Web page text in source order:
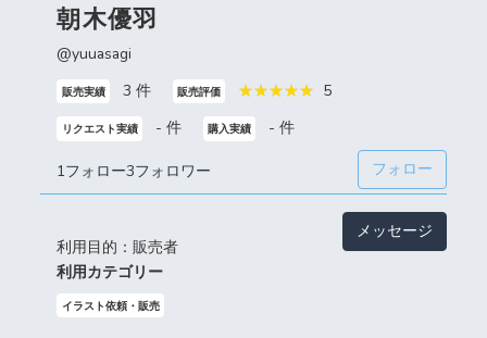
朝木優羽
@yuuasagi
販売実績 3 件 販売評価 5
リクエスト実績 - 件 購入実績 - 件
1フォロー3フォロワー フォロー
利用目的：販売者
メッセージ
利用カテゴリー
イラスト依頼・販売